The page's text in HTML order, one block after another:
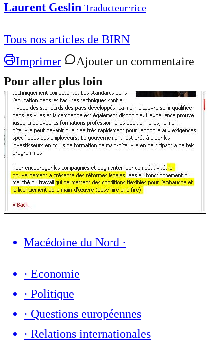
Laurent Geslin Traducteur⋅rice
Tous nos articles de BIRN
Imprimer
Ajouter un commentaire
Pour aller plus loin
Macédoine du Nord ·
· Economie
· Politique
· Questions européennes
· Relations internationales